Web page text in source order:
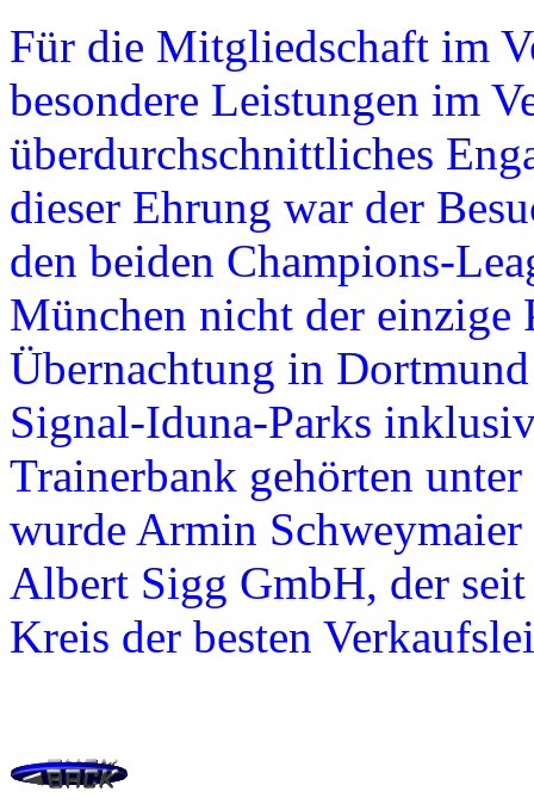
Für die Mitgliedschaft im
besondere Leistungen im
überdurchschnittliches
dieser Ehrung war der
den beiden Champions-
München nicht der einzige
Übernachtung in
Signal-Iduna-Parks
Trainerbank gehörten
wurde Armin
Albert Sigg GmbH, der
Kreis der besten